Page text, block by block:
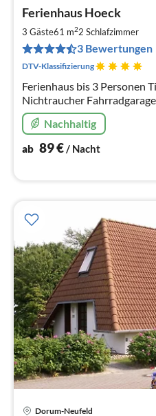
Ferienhaus Hoeck
3 Gäste61 m22 Schlafzimmer
3 Bewertungen
DTV-Klassifizierung
Ferienhaus bis 3 Personen Tiere sind nicht erlaubt,
Nichtraucher
Nachhaltig
ab 89€/ Nacht
Dorum-Neufeld